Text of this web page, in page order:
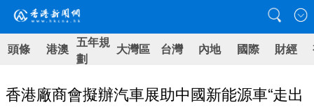
頭條 港澳 五年規
劃
大灣區 台灣 內地 國際 財經
香港廠商會擬辦汽車展助中國新能源車“走出